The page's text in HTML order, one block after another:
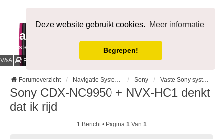
Deze website gebruikt cookies. Meer informatie
Begrepen!
NavigatieForum
Bestemming bereikt.
V&A Regels
Forumoverzicht Navigatie Systemen op merk Sony Vaste Sony systemen
Sony CDX-NC9950 + NVX-HC1 denkt
dat ik rijd
1 Bericht • Pagina 1Van 1